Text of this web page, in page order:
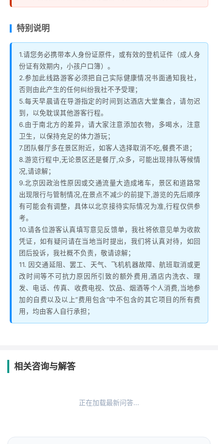
特别说明
1.请您务必携带本人身份证原件，或有效的登机证件（成人身
份证有效期内，小孩户口簿）。
2.参加此线路游客必须把自己实际健康情况书面通知我社，
否则由此产生的任何纠纷我社不予受理；
5.每天早晨请在导游指定的时间到达酒店大堂集合，请勿迟
到，以免耽误其他游客行程。
6.由于南北方的差异，请大家注意添加衣物，多喝水，注意
卫生，以保持充足的体力游玩；
7.团队餐厅多在景区附近，如客人选择取消不吃,餐费不退；
8.游览行程中,无论景区还是餐厅,众多，可能出现排队等候情
况,请谅解；
9.北京因政治性原因或交通流量大造成堵车，景区和道路常
出现限行与管制情况,在景点不减少的前提下,游览的先后顺序
有可能会有调整，具体以北京接待实际情况为准,行程仅供参
考。
10.请各位游客认真填写意见反馈单，我社将依意见单为收款
凭证，如有疑问请在当地当时提出，我们将认真对待，如回
团后投诉，我社概不负责，敬请谅解；
11. 因交通延阻、罢工、天气、飞机机器故障、航班取消或更
改时间等不可抗力原因所引致的额外费用,酒店内洗衣、理
发、电话、传真、收费电视、饮品、烟酒等个人消费,当地参
加的自费以及以上”费用包含”中不包含的其它项目的所有费
用，均由客人自行承担；
相关咨询与解答
正在加载最新问答...